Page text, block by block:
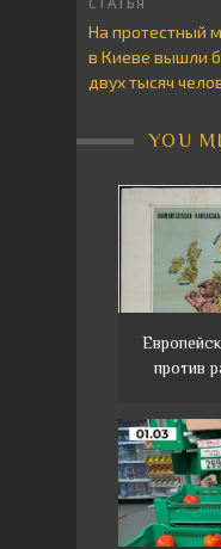
На протестный
в Киеве вышли
двух тысяч
YOU
против